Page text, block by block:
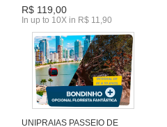
R$ 119,00
In up to 10X in R$ 11,90
UNIPRAIAS PASSEIO DE